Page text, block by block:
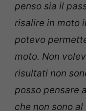
penso sia il
risalire in moto
potevo
moto. Non
risultati non
posso pensare
che non sono